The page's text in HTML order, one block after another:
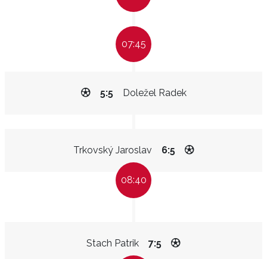
07:45
Doležel Radek
5:5
Trkovský Jaroslav 6:5
08:40
Stach Patrik 7:5